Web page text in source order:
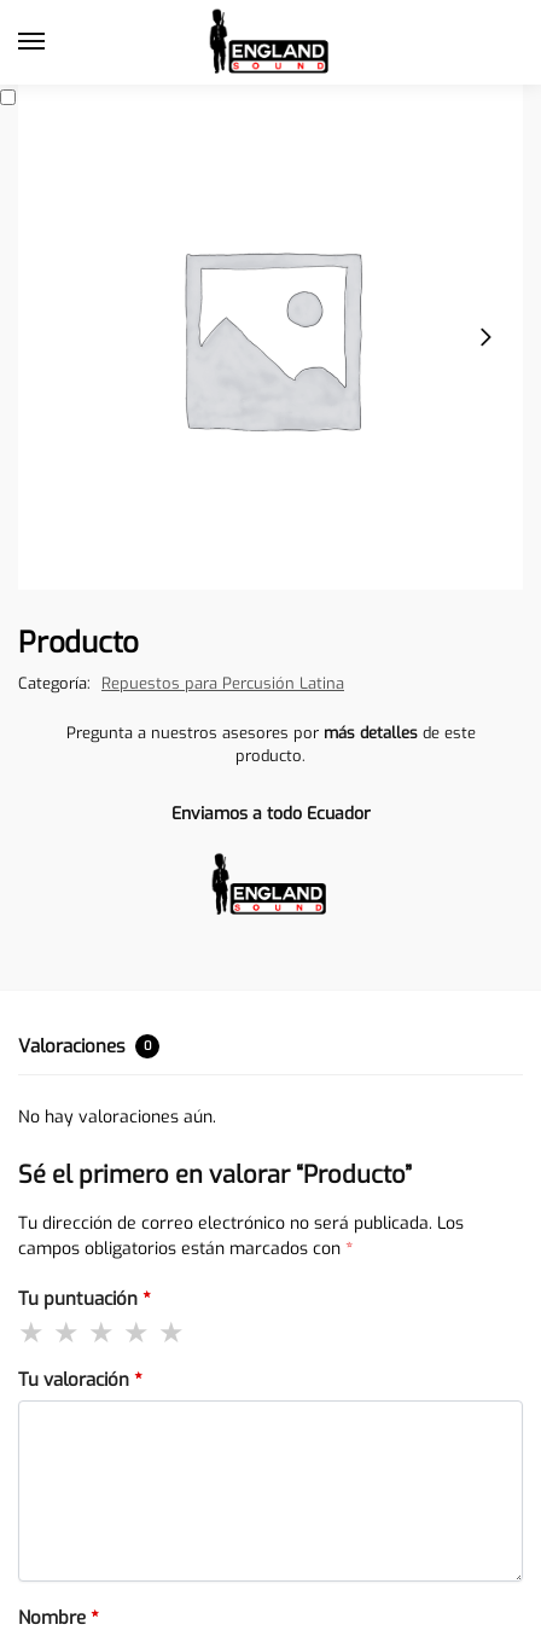
Producto
Categoría: Repuestos para Percusión Latina
Pregunta a nuestros asesores por más detallesde este
producto.
Enviamos a todo Ecuador
Valoraciones 0
No hay valoraciones aún.
Sé el primero en valorar “Producto”
Tu dirección de correo electrónico no será publicada. Los
campos obligatorios están marcados con *
Tu puntuación *
Tu valoración *
Nombre *